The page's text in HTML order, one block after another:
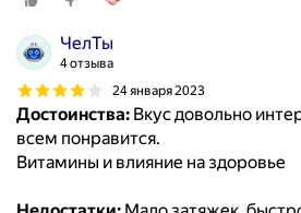
ЧелТы
4 отзыва
24 января 2023
Достоинства: Вкус довольно
всем понравится.
Витамины и влияние на здоровье